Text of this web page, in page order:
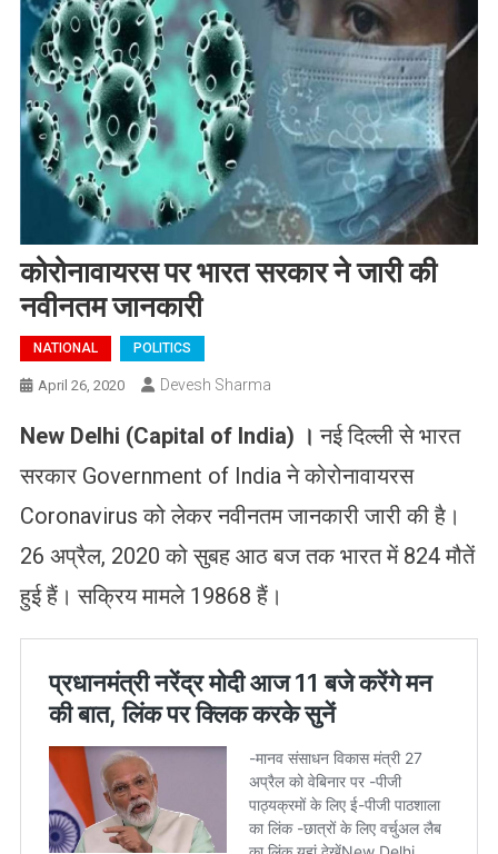
कोरोनावायरस पर भारत सरकार ने जारी की
नवीनतम जानकारी
NATIONAL POLITICS
April 26, 2020 Devesh Sharma
New Delhi (Capital of India) । नई दिल्ली से भारत
सरकार Government of India ने कोरोनावायरस
Coronavirus को लेकर नवीनतम जानकारी जारी की है।
26 अप्रैल, 2020 को सुबह आठ बज तक भारत में 824 मौतें
हुई हैं। सक्रिय मामले 19868 हैं।